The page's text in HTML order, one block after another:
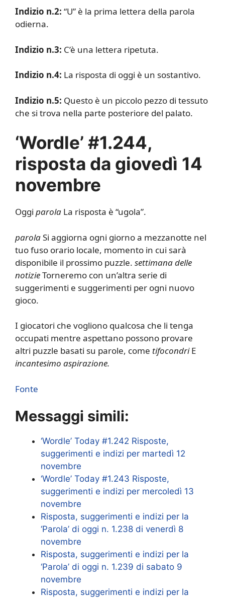
Indizio n.2: “U” è la prima lettera della parola
odierna.
Indizio n.3: C’è una lettera ripetuta.
Indizio n.4: La risposta di oggi è un sostantivo.
Indizio n.5: Questo è un piccolo pezzo di tessuto
che si trova nella parte posteriore del palato.
‘Wordle’ #1.244,
risposta da giovedì 14
novembre
Oggi parola La risposta è “ugola”.
parolaSi aggiorna ogni giorno a mezzanotte nel
tuo fuso orario locale, momento in cui sarà
disponibile il prossimo puzzle. settimana delle
notizieTorneremo con un’altra serie di
suggerimenti e suggerimenti per ogni nuovo
gioco.
I giocatori che vogliono qualcosa che li tenga
occupati mentre aspettano possono provare
altri puzzle basati su parole, come tifocondriE
incantesimo aspirazione.
Fonte
Messaggi simili:
‘Wordle’ Today #1.242 Risposte,
suggerimenti e indizi per martedì 12
novembre
‘Wordle’ Today #1.243 Risposte,
suggerimenti e indizi per mercoledì 13
novembre
Risposta, suggerimenti e indizi per la
‘Parola’ di oggi n. 1.238 di venerdì 8
novembre
Risposta, suggerimenti e indizi per la
‘Parola’ di oggi n. 1.239 di sabato 9
novembre
Risposta, suggerimenti e indizi per la